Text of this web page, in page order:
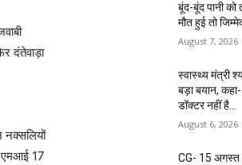
दंतेवाड़ा
एमआई 17
बूंद-बूंद पानी को
मौत हुई तो
August 7, 2026
स्वास्थ्य मंत्री
बड़ा बयान,
डॉक्टर नहीं है…
August 6, 2026
CG- 15 अगस्त